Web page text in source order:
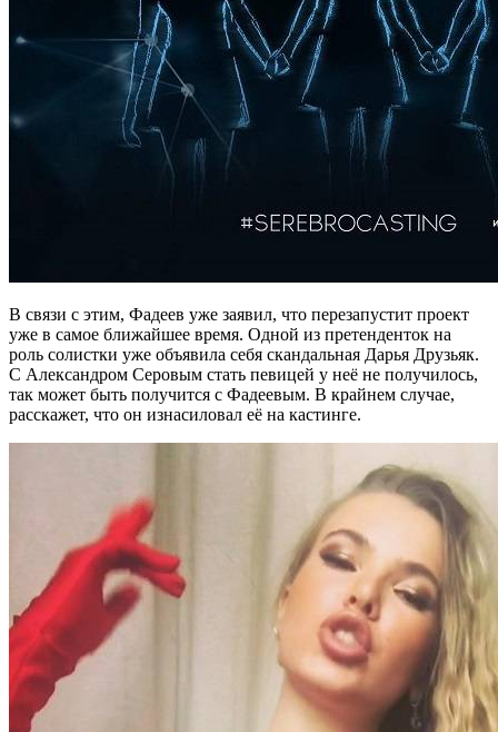
В связи с этим, Фадеев уже заявил, что перезапустит проект
уже в самое ближайшее время. Одной из претенденток на
роль солистки уже объявила себя скандальная Дарья Друзьяк.
С Александром Серовым стать певицей у неё не получилось,
так может быть получится с Фадеевым. В крайнем случае,
расскажет, что он изнасиловал её на кастинге.